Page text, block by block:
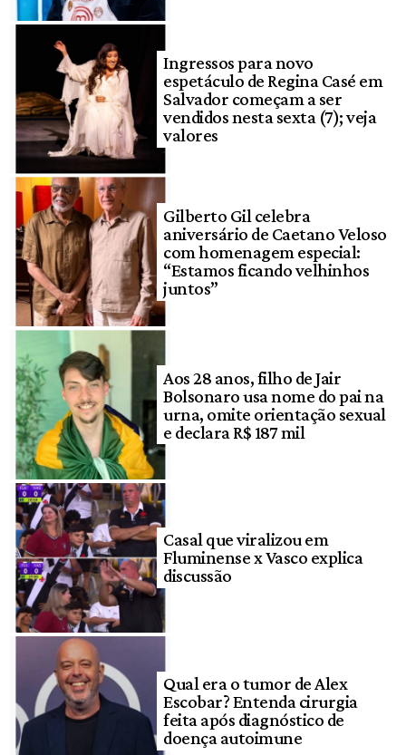
Ingressos para novo
espetáculo de Regina Casé em
Salvador começam a ser
vendidos nesta sexta (7); veja
valores
Gilberto Gil celebra
aniversário de Caetano Veloso
com homenagem especial:
“Estamos ficando velhinhos
juntos”
Aos 28 anos, filho de Jair
Bolsonaro usa nome do pai na
urna, omite orientação sexual
e declara R$ 187 mil
Casal que viralizou em
Fluminense x Vasco explica
discussão
Qual era o tumor de Alex
Escobar? Entenda cirurgia
feita após diagnóstico de
doença autoimune